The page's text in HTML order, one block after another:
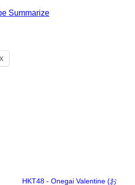
Summarize
X
HKT48 - Onegai Valentine (お